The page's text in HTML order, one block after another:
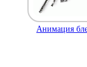
Анимация